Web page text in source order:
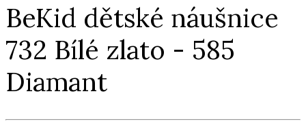
BeKid dětské náušnice
732 Bílé zlato - 585
Diamant